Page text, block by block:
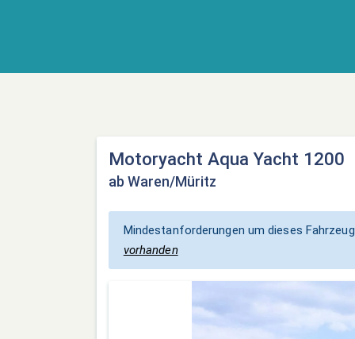
Motoryacht Aqua Yacht 1200
ab Waren/Müritz
Mindestanforderungen um dieses
vorhanden